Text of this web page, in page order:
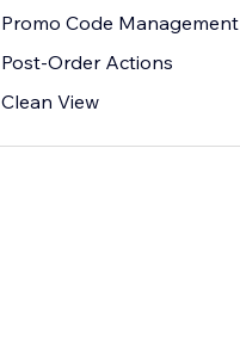
Promo Code Management
Post-Order Actions
Clean View